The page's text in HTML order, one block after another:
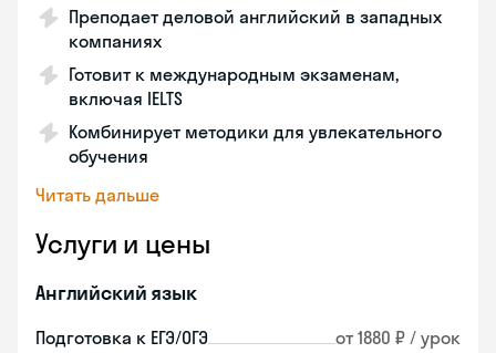
Преподает деловой английский в западных
компаниях
Готовит к международным экзаменам,
включая IELTS
Комбинирует методики для увлекательного
обучения
Читать дальше
Услуги и цены
Английский язык
Подготовка к ЕГЭ/ОГЭ от 1880 ₽ / урок